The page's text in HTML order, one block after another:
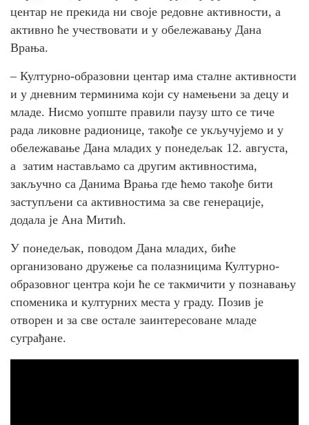
центар не прекида ни своје редовне активности, а
активно ће учествовати и у обележавању Дана
Врања.
– Културно-образовни центар има сталне активности
и у дневним терминима који су намењени за децу и
младе. Нисмо уопште правили паузу што се тиче
рада ликовне радионице, такође се укључујемо и у
обележавање Дана младих у понедељак 12. августа,
а затим настављамо са другим активностима,
закључно са Данима Врања где ћемо такође бити
заступљени са активностима за све генерације,
додала је Ана Митић.
У понедељак, поводом Дана младих, биће
организовано дружење са полазницима Културно-
образовног центра који ће се такмичити у познавању
споменика и културних места у граду. Позив је
отворен и за све остале заинтересоване младе
суграђане.